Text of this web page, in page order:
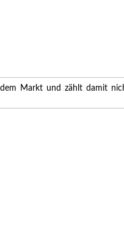
Markt und zählt damit